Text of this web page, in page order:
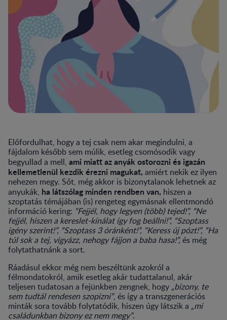
Előfordulhat, hogy a tej csak nem akar megindulni, a
fájdalom később sem múlik, esetleg csomósodik vagy
begyullad a mell, ami miatt az anyák ostorozni és igazán
kellemetlenül kezdik érezni magukat, amiért nekik ez ilyen
nehezen megy. Sőt, még akkor is bizonytalanok lehetnek az
anyukák, ha látszólag minden rendben van, hiszen a
szoptatás témájában (is) rengeteg egymásnak ellentmondó
információ kering: “Fejjél, hogy legyen (több) tejed!”, “Ne
fejjél, hiszen a kereslet-kínálat így fog beállni!”, “Szoptass
igény szerint!”, “Szoptass 3 óránként!”, “Keress új pózt!”, “Ha
túl sok a tej, vigyázz, nehogy fájjon a baba hasa!”,és még
folytathatnánk a sort.
Ráadásul ekkor még nem beszéltünk azokról a
félmondatokról, amik esetleg akár tudattalanul, akár
teljesen tudatosan a fejünkben zengnek, hogy „bizony, te
sem tudtál rendesen szopizni”, és így a transzgenerációs
minták sora tovább folytatódik, hiszen úgy látszik a „mi
családunkban bizony ez nem megy”.